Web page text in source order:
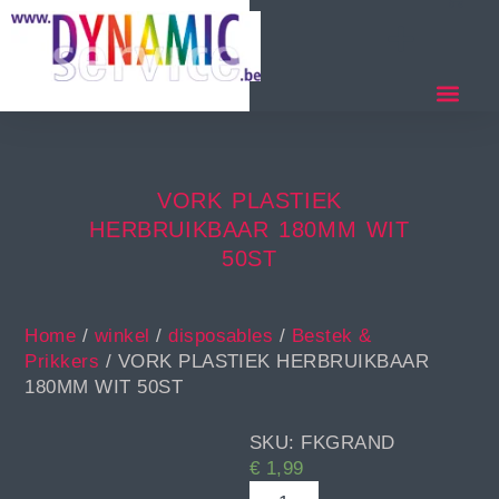
VORK PLASTIEK
HERBRUIKBAAR 180MM WIT
50ST
Home / winkel /disposables / Bestek &
Prikkers / VORK PLASTIEK HERBRUIKBAAR
180MM WIT 50ST
SKU: FKGRAND
€ 1,99